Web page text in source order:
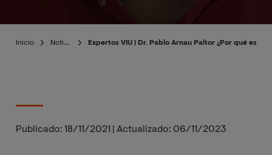
Inicio Noticias Expertos VIU | Dr. Pablo Arnau Paltor ¿Por qué es
Publicado: 18/11/2021 Actualizado: 06/11/2023